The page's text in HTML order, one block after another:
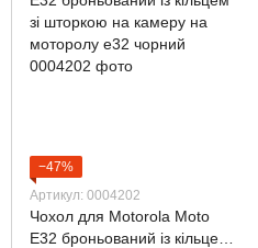
−47%
Артикул: 0004202
Чохол для Motorola Moto
E32 броньований із кільцем